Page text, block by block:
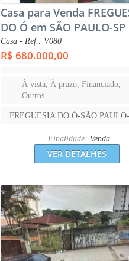
Casa para Venda
DO Ó em SÃO PAULO-SP
Casa - Ref.: V080
R$ 680.000,00
À vista, À prazo, Financiado,
Outros...
FREGUESIA DO Ó-SÃO
Finalidade: Venda
VER DETALHES